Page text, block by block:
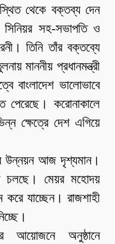
থেকে বক্তব্য দেন
সিনিয়র সহ-সভাপতি ও
তিনি তাঁর বক্তব্যে
মাননীয় প্রধানমন্ত্রী
বাংলাদেশ ভালোভাবে
পেরেছে। করোনাকালে
ক্ষেত্রে দেশ এগিয়ে
উন্নয়ন আজ দৃশ্যমান।
চলছে। মেয়র মহোদয়
করে যাচ্ছেন। রাজশাহী
আয়োজনে অনুষ্ঠানে